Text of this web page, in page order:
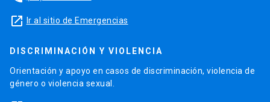
launch Ir al sitio de Emergencias
DISCRIMINACIÓN Y VIOLENCIA
Orientación y apoyo en casos de discriminación, violencia de
género o violencia sexual.